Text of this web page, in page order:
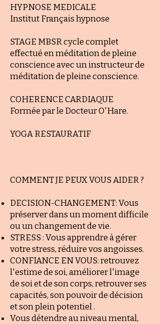
HYPNOSE MEDICALE
Institut Françaishypnose
STAGE MBSR cycle complet
effectué en méditation de pleine
conscience avec un instructeur de
méditation de pleine conscience.
COHERENCE CARDIAQUE
Formée par le Docteur O'Hare.
YOGA RESTAURATIF
​COMMENT JE PEUX VOUS AIDER ?
DECISION-CHANGEMENT: Vous
préserver dans un moment difficile
ou un changement de vie.
STRESS : Vous apprendre à gérer
votre stress, réduire vos angoisses.
CONFIANCE EN VOUS: retrouvez
l'estime de soi, améliorer l'image
de soi et de son corps, retrouver ses
capacités, son pouvoir de décision
et son plein potentiel .
Vous détendre au niveau mental,